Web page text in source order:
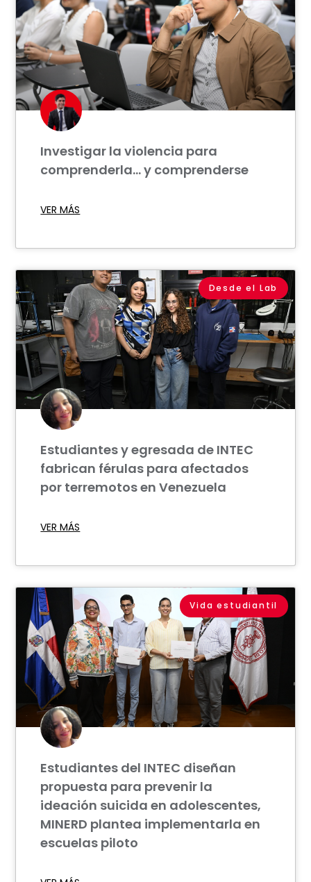
Investigar la violencia para
comprenderla… y comprenderse
VER MÁS
Desde el Lab
Estudiantes y egresada de INTEC
fabrican férulas para afectados
por terremotos en Venezuela
VER MÁS
Vida estudiantil
Estudiantes del INTEC diseñan
propuesta para prevenir la
ideación suicida en adolescentes,
MINERD plantea implementarla en
escuelas piloto